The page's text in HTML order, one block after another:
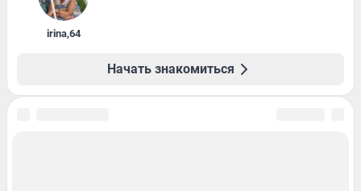
irina,64
Начать знакомиться